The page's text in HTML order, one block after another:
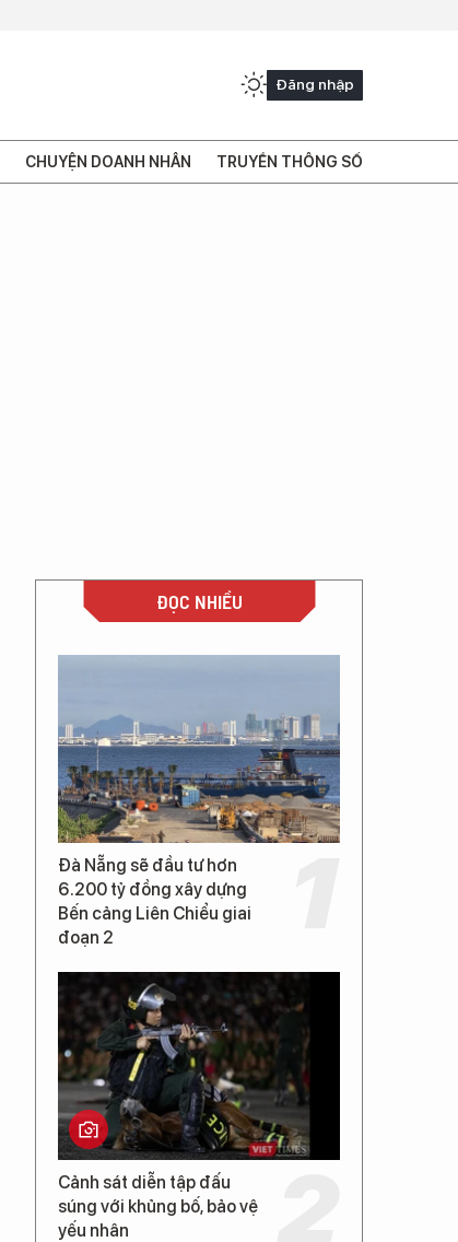
Đăng nhập
CHUYỆN DOANH NHÂN TRUYỀN THÔNG SỐ
ĐỌC NHIỀU
Đà Nẵng sẽ đầu tư hơn
6.200 tỷ đồng xây dựng
Bến cảng Liên Chiểu giai
đoạn 2
Cảnh sát diễn tập đấu
súng với khủng bố, bảo vệ
yếu nhân